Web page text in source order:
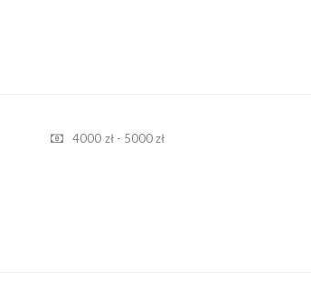
4000 zł - 5000 zł